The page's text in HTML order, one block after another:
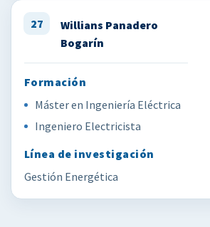
27
Willians Panadero
Bogarín
Máster en Ingeniería Eléctrica
Ingeniero Electricista
Gestión Energética